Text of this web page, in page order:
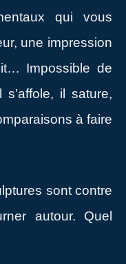
qui vous
une impression
Impossible de
il sature,
à faire
sont contre
autour. Quel